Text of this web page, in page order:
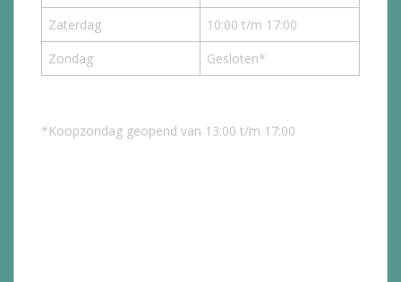
Zaterdag
10:00 t/m 17:00
Zondag
Gesloten*
*Koopzondag geopend van 13:00 t/m 17:00